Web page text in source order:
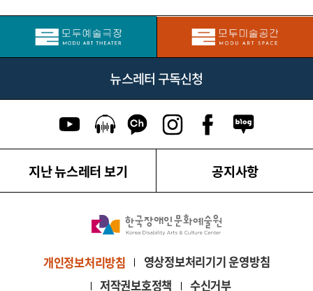
뉴스레터 구독신청
지난 뉴스레터 보기
카카오톡 채널 이동
유튜브 이동팟캐스트 이동 네이버블로
페이스북 이동
인스타그램 이동
공지사항
개인정보처리방침
영상정보처리기기 운영방침
저작권보호정책
수신거부